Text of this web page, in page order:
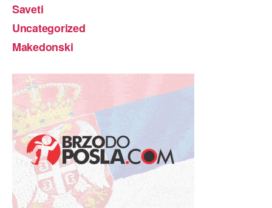
Saveti
Uncategorized
Makedonski